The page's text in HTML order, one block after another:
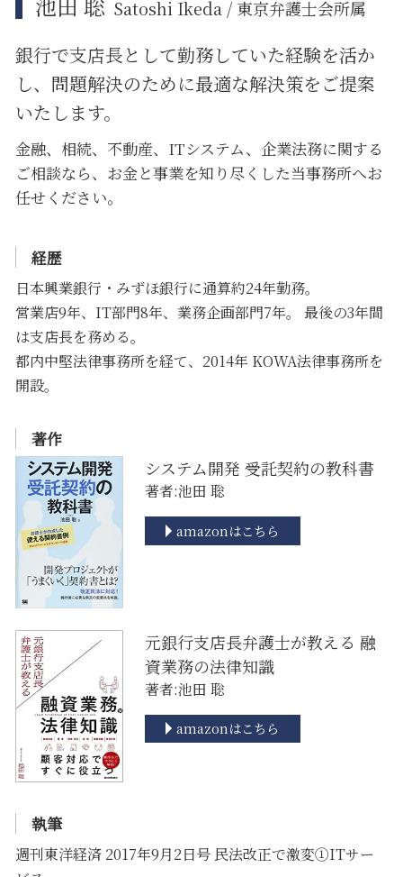
Satoshi Ikeda / 東京弁護士会所属
銀行で支店長として勤務していた経験を活か
し、問題解決のために最適な解決策をご提案
いたします。
金融、相続、不動産、ITシステム、企業法務に関する
ご相談なら、お金と事業を知り尽くした当事務所へお
任せください。
経歴
日本興業銀行・みずほ銀行に通算約24年勤務。
営業店9年、IT部門8年、業務企画部門7年。 最後の3年間
は支店長を務める。
都内中堅法律事務所を経て、2014年 KOWA法律事務所を
開設。
著作
システム開発 受託契約の教科書
著者:池田 聡
amazonはこちら
元銀行支店長弁護士が教える 融
資業務の法律知識
著者:池田 聡
amazonはこちら
執筆
週刊東洋経済 2017年9月2日号 民法改正で激変①ITサー